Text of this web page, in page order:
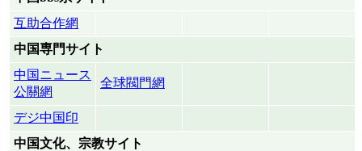
互助合作網
中国専門サイト
中国ニュース
公關網
全球閥門網
デジ中国印
中国文化、宗教サイト